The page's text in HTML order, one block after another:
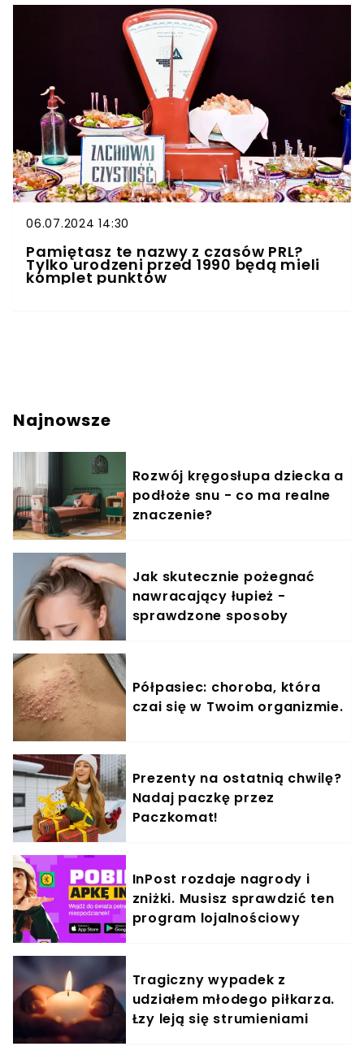
06.07.2024 14:30
Pamiętasz te nazwy z czasów PRL?
Tylko urodzeni przed 1990 będą mieli
komplet punktów
Najnowsze
Rozwój kręgosłupa dziecka a
podłoże snu - co ma realne
znaczenie?
Jak skutecznie pożegnać
nawracający łupież -
sprawdzone sposoby
Półpasiec: choroba, która
czai się w Twoim organizmie.
Prezenty na ostatnią chwilę?
Nadaj paczkę przez
Paczkomat!
InPost rozdaje nagrody i
zniżki. Musisz sprawdzić ten
program lojalnościowy
Tragiczny wypadek z
udziałem młodego piłkarza.
Łzy leją się strumieniami